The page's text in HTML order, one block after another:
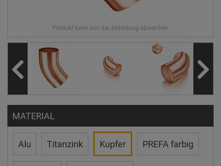
MATERIAL
Alu Titanzink Kupfer PREFA farbig